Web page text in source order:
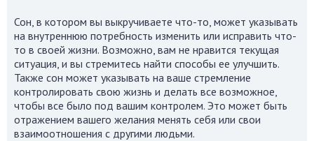
Сон, в котором вы выкручиваете что-то, может указывать
на внутреннюю потребность изменить или исправить что-
то в своей жизни. Возможно, вам не нравится текущая
ситуация, и вы стремитесь найти способы ее улучшить.
Также сон может указывать на ваше стремление
контролировать свою жизнь и делать все возможное,
чтобы все было под вашим контролем. Это может быть
отражением вашего желания менять себя или свои
взаимоотношения с другими людьми.